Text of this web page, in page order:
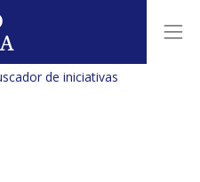
de iniciativas